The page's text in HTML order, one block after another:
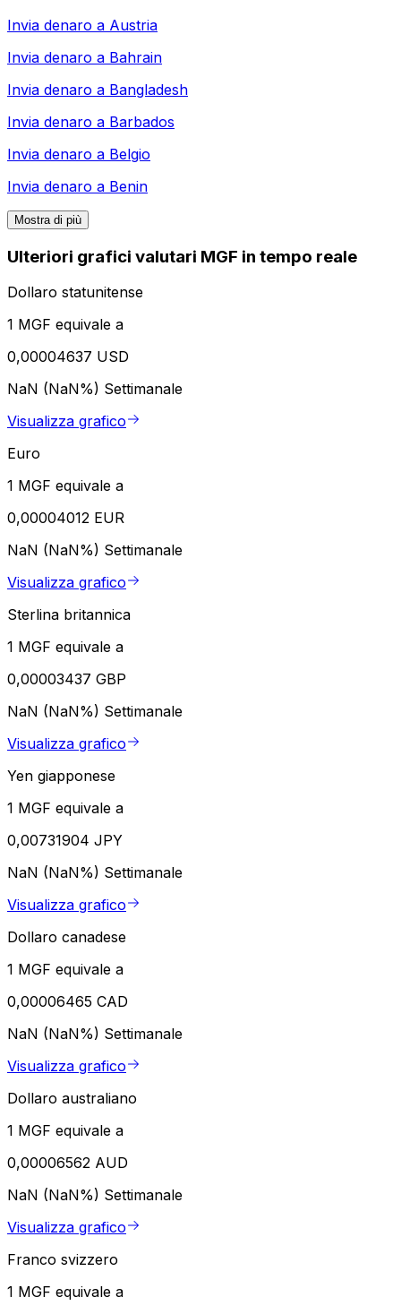
Invia denaro a Austria
Invia denaro a Bahrain
Invia denaro a Bangladesh
Invia denaro a Barbados
Invia denaro a Belgio
Invia denaro a Benin
Mostra di più
Ulteriori grafici valutari MGF in tempo reale
Dollaro statunitense
1 MGF equivale a
0,00004637 USD
NaN (NaN%) Settimanale
Visualizza grafico
Euro
1 MGF equivale a
0,00004012 EUR
NaN (NaN%) Settimanale
Visualizza grafico
Sterlina britannica
1 MGF equivale a
0,00003437 GBP
NaN (NaN%) Settimanale
Visualizza grafico
Yen giapponese
1 MGF equivale a
0,00731904 JPY
NaN (NaN%) Settimanale
Visualizza grafico
Dollaro canadese
1 MGF equivale a
0,00006465 CAD
NaN (NaN%) Settimanale
Visualizza grafico
Dollaro australiano
1 MGF equivale a
0,00006562 AUD
NaN (NaN%) Settimanale
Visualizza grafico
Franco svizzero
1 MGF equivale a